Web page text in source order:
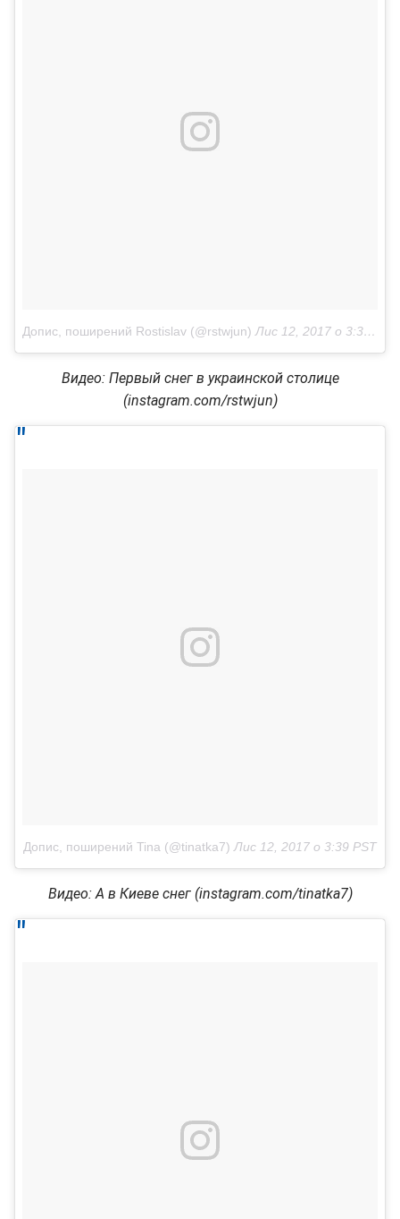
Допис, поширений Rostislav (@rstwjun) Лис 12, 2017 о 3:39 PST
Видео: Первый снег в украинской столице
(instagram.com/rstwjun)
Допис, поширений Tina (@tinatka7) Лис 12, 2017 о 3:39 PST
Видео: А в Киеве снег (instagram.com/tinatka7)